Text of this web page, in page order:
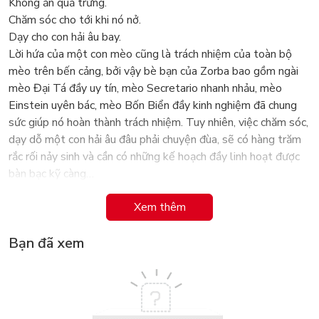
Chăm sóc cho tới khi nó nở.
Dạy cho con hải âu bay.
Lời hứa của một con mèo cũng là trách nhiệm của toàn bộ
mèo trên bến cảng, bởi vậy bè bạn của Zorba bao gồm ngài
mèo Đại Tá đầy uy tín, mèo Secretario nhanh nhảu, mèo
Einstein uyên bác, mèo Bốn Biển đầy kinh nghiệm đã chung
sức giúp nó hoàn thành trách nhiệm. Tuy nhiên, việc chăm sóc,
dạy dỗ một con hải âu đâu phải chuyện đùa, sẽ có hàng trăm
rắc rối nảy sinh và cần có những kế hoạch đầy linh hoạt được
bàn bạc kỹ càng…
Chuyện con mèo dạy hải âu bay là kiệt tác dành cho thiếu nhi
của nhà văn Chi Lê nổi tiếng Luis Sepúlveda – tác giả của
cuốn Lão già mê đọc truyện tình đã bán được 18 triệu bản
khắp thế giới. Tác phẩm không chỉ là một câu chuyện ấm áp,
điệp về trách nhiệm với môi trường, về sự sẻ chia và yêu
thương cũng như ý nghĩa của những nỗ lực – “Chỉ những kẻ
Xem thêm
Bạn đã xem